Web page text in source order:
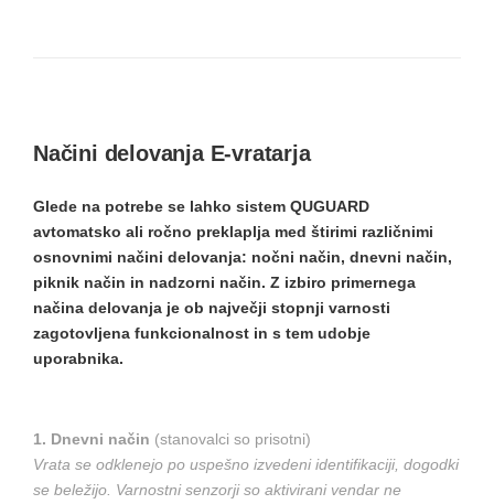
Načini delovanja E-vratarja
Glede na potrebe se lahko sistem QUGUARD
avtomatsko ali ročno preklaplja med štirimi različnimi
osnovnimi načini delovanja: nočni način, dnevni način,
piknik način in nadzorni način. Z izbiro primernega
načina delovanja je ob največji stopnji varnosti
zagotovljena funkcionalnost in s tem udobje
uporabnika.
1. Dnevni način (stanovalci so prisotni)
Vrata se odklenejo po uspešno izvedeni identifikaciji, dogodki
se beležijo. Varnostni senzorji so aktivirani vendar ne